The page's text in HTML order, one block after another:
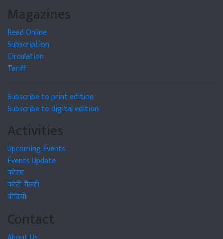
Magazines
Read Online
Subscription
Circulation
Tariff
Subscribe to print edition
Subscribe to digital edition
Activities
Upcoming Events
Events Update
फोरम
फोटो गैलरी
वीडियो
Contact